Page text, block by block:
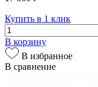
Купить в 1 клик
В корзину
В избранное
В сравнение